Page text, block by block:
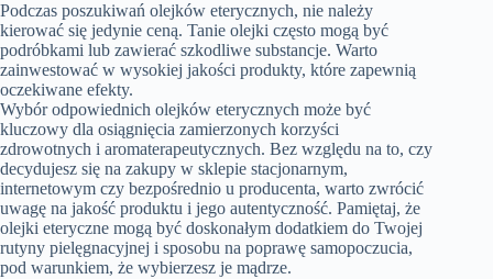
Podczas poszukiwań olejków eterycznych, nie należy
kierować się jedynie ceną. Tanie olejki często mogą być
podróbkami lub zawierać szkodliwe substancje. Warto
zainwestować w wysokiej jakości produkty, które zapewnią
oczekiwane efekty.
Wybór odpowiednich olejków eterycznych może być
kluczowy dla osiągnięcia zamierzonych korzyści
zdrowotnych i aromaterapeutycznych. Bez względu na to, czy
decydujesz się na zakupy w sklepie stacjonarnym,
internetowym czy bezpośrednio u producenta, warto zwrócić
uwagę na jakość produktu i jego autentyczność. Pamiętaj, że
olejki eteryczne mogą być doskonałym dodatkiem do Twojej
rutyny pielęgnacyjnej i sposobu na poprawę samopoczucia,
pod warunkiem, że wybierzesz je mądrze.